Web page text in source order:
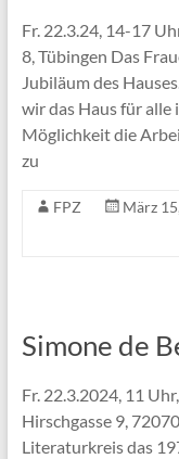
Fr. 22.3.24, 14-17
8, Tübingen Das
Jubiläum des
wir das Haus für alle
Möglichkeit die
zu
FPZ März
Simone de
Fr. 22.3.2024, 11
Hirschgasse 9,
Literaturkreis das